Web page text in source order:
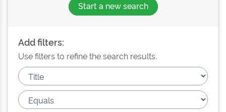
Start a new search
Add filters:
Use filters to refine the search results.